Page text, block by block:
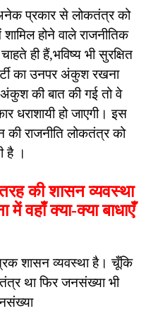
प्रकार से लोकतंत्र को
होने वाले राजनीतिक
ही हैं,भविष्य भी सुरक्षित
का उनपर अंकुश रखना
अंकुश की बात की गई तो वे
धराशायी हो जाएगी। इस
राजनीति लोकतंत्र को
है ।
की शासन व्यवस्था
वहाँ क्या-क्या बाधाएँ
शासन व्यवस्था है। चूँकि
था फिर जनसंख्या भी